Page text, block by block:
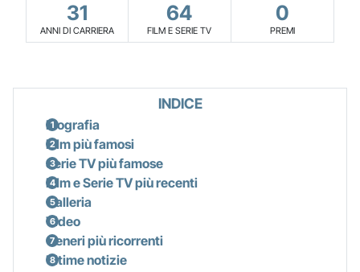
31
ANNI DI CARRIERA
64
FILM E SERIE TV
0
PREMI
INDICE
Biografia
Film più famosi
Serie TV più famose
Film e Serie TV più recenti
Galleria
Video
Generi più ricorrenti
Ultime notizie